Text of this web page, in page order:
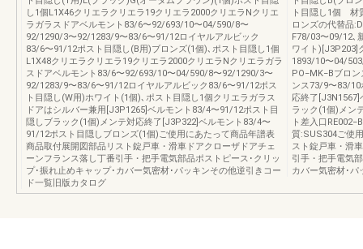
し1個L1X46クリエラクリエラ19クリエラ2000クリエラNクリエ
ラガラスドアベルモント83/6〜92/693/10〜04/590/8〜
92/1290/3〜92/1283/9〜83/6〜91/12ロイヤルアルビック
83/6〜91/12ポスト目隠し(B用)ブロンズ(1個)､ポスト目隠し1個
L1X48クリエラクリエラ19クリエラ2000クリエラNクリエラガラ
スドアベルモント83/6〜92/693/10〜04/590/8〜92/1290/3〜
92/1283/9〜83/6〜91/12ロイヤルアルビック83/6〜91/12ポス
ト目隠し(W用)ホワイト(1個)､ポスト目隠し1個クリエラガラス
ドアはシルバー兼用[J3P1265]ベルモント83/4〜91/12ポスト目
隠しブラック(1個)メンテ対応終了[J3P322]ベルモント83/4〜
91/12ポスト目隠しブロンズ(1個)ご使用にあたって商品年譜表
商品取付展開図部品リスト錠戸車・滑車ドアクローザドアチェ
ーンフランス落し丁番引手・把手電気部品ポストピース･クリッ
プ･振れ止めキャップ･カバー気密材･パッキンその他逆引きコー
ド一覧旧版カタログ
ト目隠し1個 材
ロンズの代替品
F78/03〜09/12､
ワイト)[J3P203]
1893/10〜04/
PO−MK−Bブロ
ンス73/9〜83/10
応終了
ラック(1個)メン
ト差入口
質:SUS304ご使
スト錠戸車・滑
引手・把手電気
カバー気密材･パ